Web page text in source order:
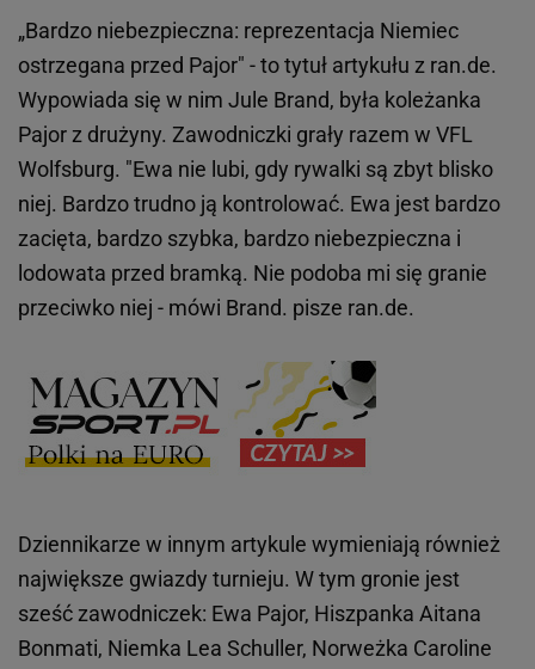
„Bardzo niebezpieczna: reprezentacja Niemiec
ostrzegana przed Pajor" - to tytuł artykułu z ran.de.
Wypowiada się w nim Jule Brand, była koleżanka
Pajor z drużyny. Zawodniczki grały razem w VFL
Wolfsburg. "Ewa nie lubi, gdy rywalki są zbyt blisko
niej. Bardzo trudno ją kontrolować. Ewa jest bardzo
zacięta, bardzo szybka, bardzo niebezpieczna i
lodowata przed bramką. Nie podoba mi się granie
przeciwko niej - mówi Brand. pisze ran.de.
Dziennikarze w innym artykule wymieniają również
największe gwiazdy turnieju. W tym gronie jest
sześć zawodniczek: Ewa Pajor, Hiszpanka Aitana
Bonmati, Niemka Lea Schuller, Norweżka Caroline